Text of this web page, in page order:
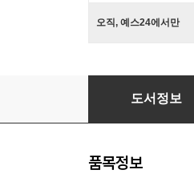
오직, 예스24에서만
내 청춘, 시속 370㎞
도서정보
품목정보